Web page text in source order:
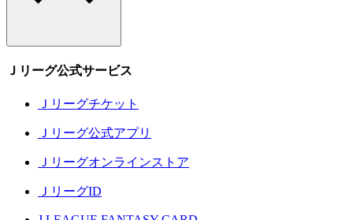
Ｊリーグ公式サービス
Ｊリーグチケット
Ｊリーグ公式アプリ
Ｊリーグオンラインストア
ＪリーグID